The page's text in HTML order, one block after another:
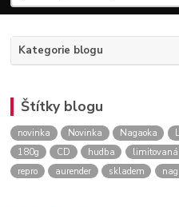
Kategorie blogu
Štítky blogu
novinka Novinka Nagaoka
180g
CD hudba limitovaná
repro
aurender skladem